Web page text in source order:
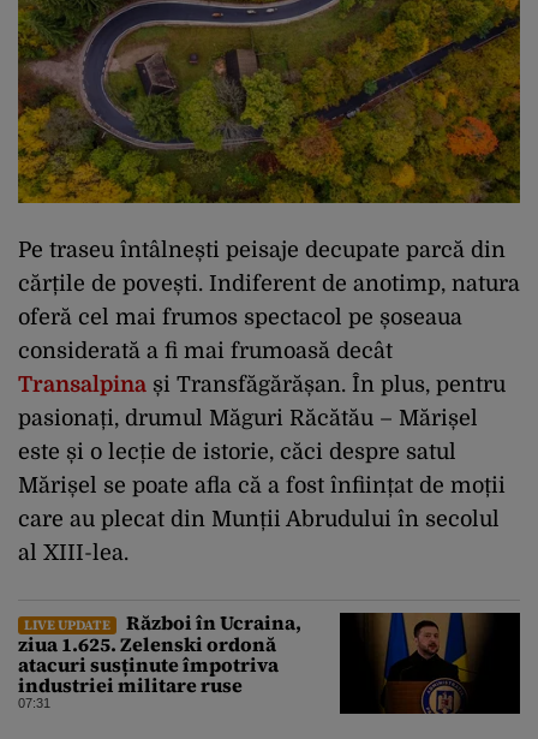
Pe traseu întâlnești peisaje decupate parcă din
cărțile de povești. Indiferent de anotimp, natura
oferă cel mai frumos spectacol pe șoseaua
considerată a fi mai frumoasă decât
Transalpina și Transfăgărășan. În plus, pentru
pasionați, drumul Măguri Răcătău – Mărișel
este și o lecție de istorie, căci despre satul
Mărișel se poate afla că a fost înființat de moții
care au plecat din Munții Abrudului în secolul
al XIII-lea.
LIVE UPDATE
Război în Ucraina,
ziua 1.625. Zelenski ordonă
atacuri susținute împotriva
industriei militare ruse
07:31